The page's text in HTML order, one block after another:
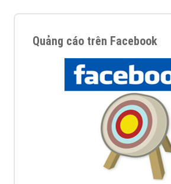
Quảng cáo trên Facebook